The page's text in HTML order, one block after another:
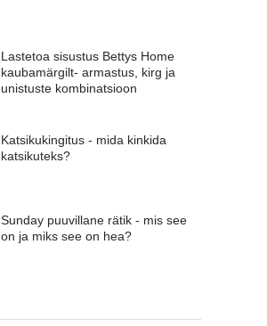
Lastetoa sisustus Bettys Home
kaubamärgilt- armastus, kirg ja
unistuste kombinatsioon
Katsikukingitus - mida kinkida
katsikuteks?
Sunday puuvillane rätik - mis see
on ja miks see on hea?